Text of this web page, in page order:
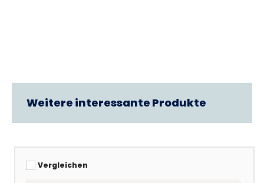
Weitere interessante Produkte
Vergleichen